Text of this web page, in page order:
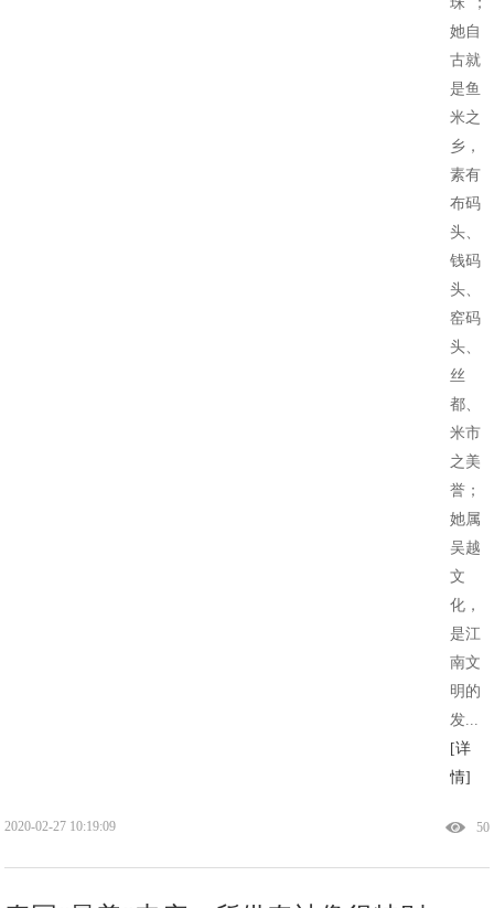
她自
古就
是鱼
米之
乡，
素有
布码
头、
钱码
头、
窑码
头、
丝
都、
米市
之美
誉；
她属
吴越
文
化，
是江
南文
明的
发...
[详
情]
50
2020-02-27 10:19:09